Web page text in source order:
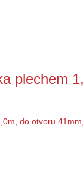
plechem